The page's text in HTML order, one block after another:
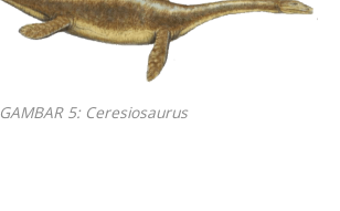
GAMBAR 5: Ceresiosaurus